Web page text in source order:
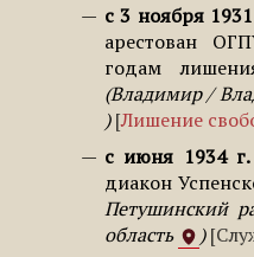
с 3 ноября
арестован
годам
Владимир /
Лишение
с июня 1934
диакон
Петушинский
область